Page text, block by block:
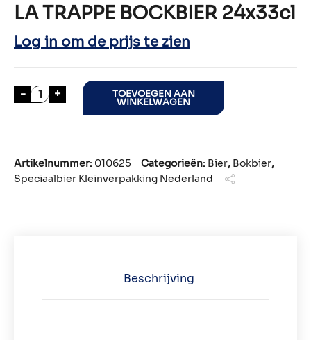
LA TRAPPE BOCKBIER 24x33cl
Log in om de prijs te zien
- LA TRAPPE BOCKBIER 24x33cl aantal
+ TOEVOEGEN AAN
WINKELWAGEN
Artikelnummer: 010625 Categorieën: Bier, Bokbier,
Speciaalbier Kleinverpakking Nederland
Beschrijving